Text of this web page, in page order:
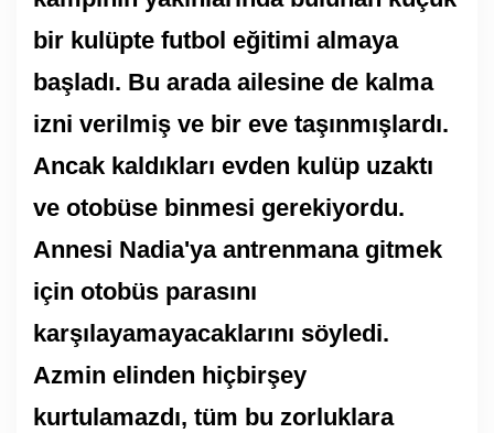
bir kulüpte futbol eğitimi almaya
başladı. Bu arada ailesine de kalma
izni verilmiş ve bir eve taşınmışlardı.
Ancak kaldıkları evden kulüp uzaktı
ve otobüse binmesi gerekiyordu.
Annesi Nadia'ya antrenmana gitmek
için otobüs parasını
karşılayamayacaklarını söyledi.
Azmin elinden hiçbirşey
kurtulamazdı, tüm bu zorluklara